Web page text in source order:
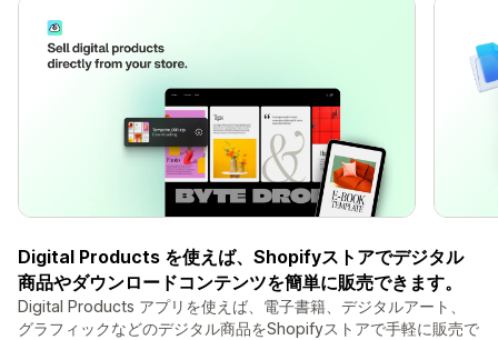
Digital Products を使えば、Shopifyストアでデジタル
商品やダウンロードコンテンツを簡単に販売できます。
Digital Products アプリを使えば、電子書籍、デジタルアート、
グラフィックなどのデジタル商品をShopifyストアで手軽に販売で